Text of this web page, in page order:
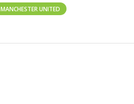
MANCHESTER UNITED